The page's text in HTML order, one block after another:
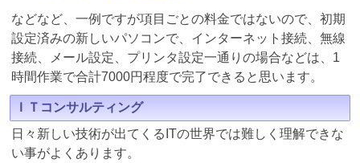
などなど、一例ですが項目ごとの料金ではないので、初期
設定済みの新しいパソコンで、インターネット接続、無線
接続、メール設定、プリンタ設定一通りの場合などは、1
時間作業で合計7000円程度で完了できると思います。
ＩＴコンサルティング
日々新しい技術が出てくるITの世界では難しく理解できな
い事がよくあります。